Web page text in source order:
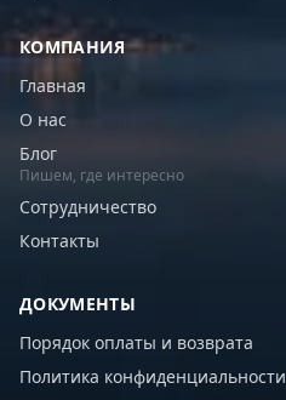
КОМПАНИЯ
Главная
О нас
Блог
Пишем, где интересно
Сотрудничество
Контакты
ДОКУМЕНТЫ
Порядок оплаты и возврата
Политика конфиденциальности